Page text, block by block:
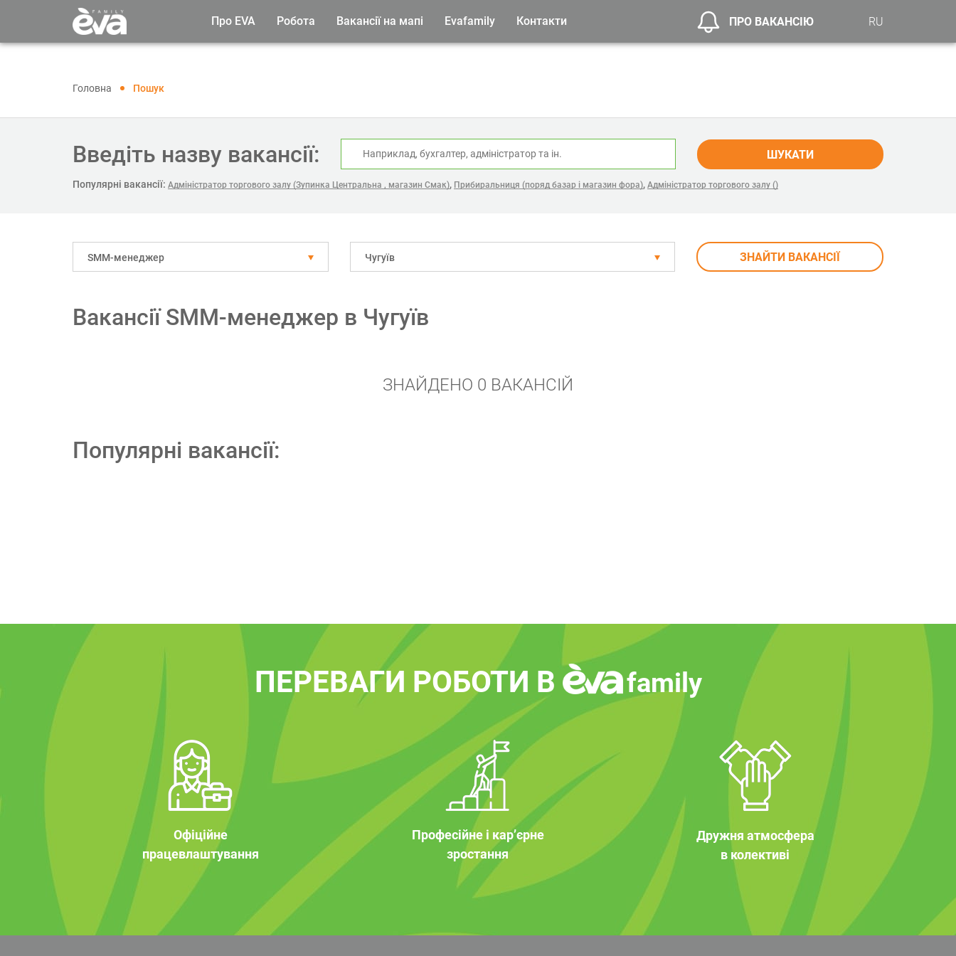
Про EVA Робота Вакансії на мапі Evafamily Контакти ПРО ВАКАНСІЮ RU
Головна Пошук
Введіть назву вакансії: ШУКАТИ
Популярні вакансії: Адміністратор торгового залу (Зупинка Центральна , магазин Смак), Прибиральниця (поряд базар і магазин фора), Адміністратор торгового залу ()
SMM-менеджер Чугуїв ЗНАЙТИ ВАКАНСІЇ
Вакансії SMM-менеджер в Чугуїв
ЗНАЙДЕНО 0 ВАКАНСІЙ
Популярні вакансії:
ПЕРЕВАГИ РОБОТИ В family
Офіційне
працевлаштування
Професійне і кар’єрне
зростання
Дружня атмосфера
в колективі